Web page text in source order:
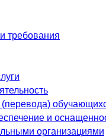
требования
и
организациями